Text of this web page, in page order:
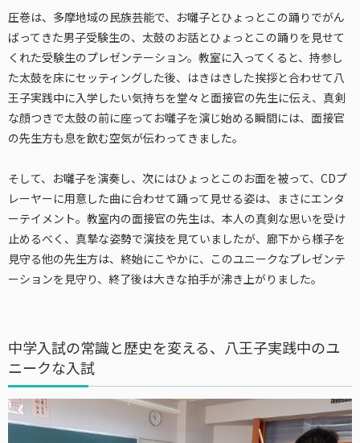
圧巻は、多摩地域の民族芸能で、お囃子とひょっとこの踊りでがん
ばってきた男子受験生の、太鼓のお話とひょっとこの踊りを見せて
くれた受験生のプレゼンテーション。教室に入ってくると、持参し
た太鼓を床にセッティングした後、はきはきした挨拶と合わせて八
王子実践中に入学したい気持ちを堂々と面接官の先生に伝え、真剣
な顔つきで太鼓の前に座ってお囃子を演じ始める瞬間には、面接官
の先生方も息を飲む空気が伝わってきました。
そして、お囃子を演奏し、次にはひょっとこのお面を被って、CDプ
レーヤーに用意した曲に合わせて踊って見せる姿は、まさにエンタ
ーテイメント。教室内の面接官の先生は、本人の真剣な思いを受け
止めるべく、真摯な姿勢で演技を見ていましたが、廊下から様子を
見守る他の先生方は、終始にこやかに、このユニークなプレゼンテ
ーションを見守り、終了後は大きな拍手が沸き上がりました。
中学入試の常識と歴史を変える、八王子実践中のユ
ニークな入試